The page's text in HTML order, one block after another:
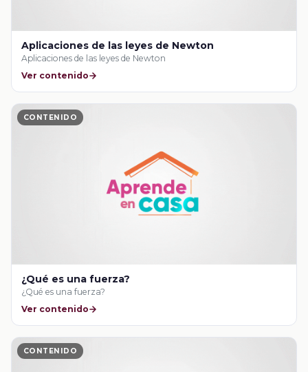
Aplicaciones de las leyes de Newton
Aplicaciones de las leyes de Newton
Ver contenido
CONTENIDO
¿Qué es una fuerza?
¿Qué es una fuerza?
Ver contenido
CONTENIDO